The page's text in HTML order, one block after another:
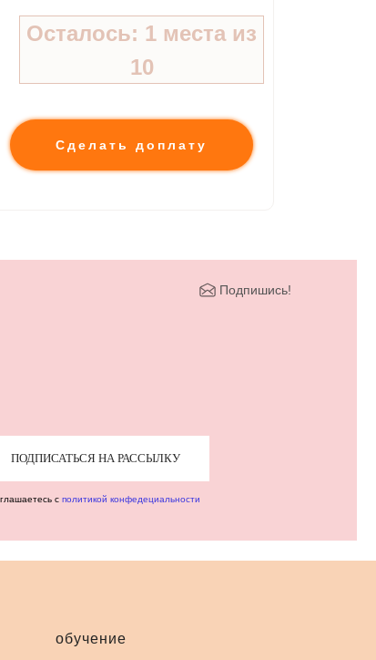
Сделать доплату
Осталось: 1 места из
10
ПОДПИСАТЬСЯ НА РАССЫЛКУ
Подпишись!
с политикой конфедециальности
обучение